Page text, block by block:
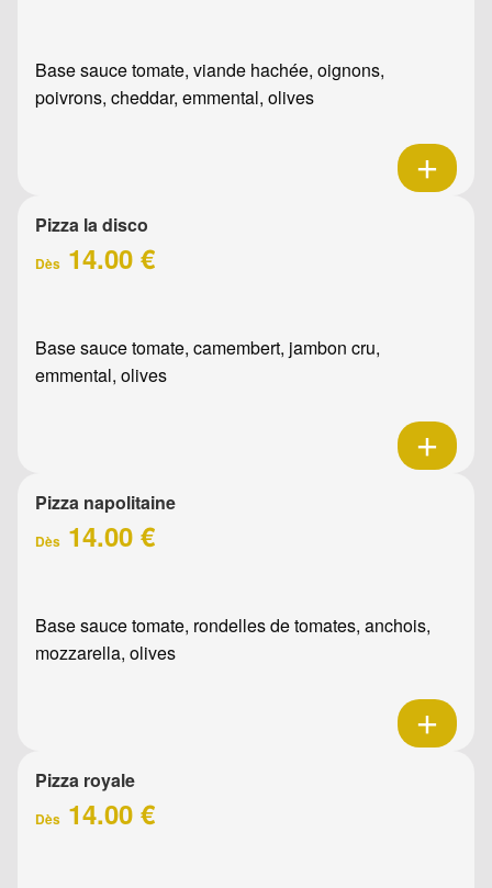
Base sauce tomate, viande hachée, oignons,
poivrons, cheddar, emmental, olives
Pizza la disco
Dès 14.00 €
Base sauce tomate, camembert, jambon cru,
emmental, olives
Pizza napolitaine
Dès 14.00 €
Base sauce tomate, rondelles de tomates, anchois,
mozzarella, olives
Pizza royale
Dès 14.00 €